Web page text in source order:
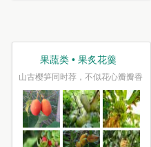
叶类 • 枝繁叶茂
林晚，霜叶红于二月花 水光